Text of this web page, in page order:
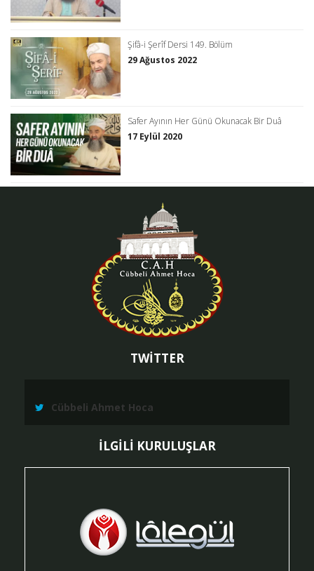
Şifâ-i Şerîf Dersi 149. Bölüm
29 Ağustos 2022
Safer Ayının Her Günü Okunacak Bir Duâ
17 Eylül 2020
TWİTTER
Cübbeli Ahmet Hoca
İLGİLİ KURULUŞLAR